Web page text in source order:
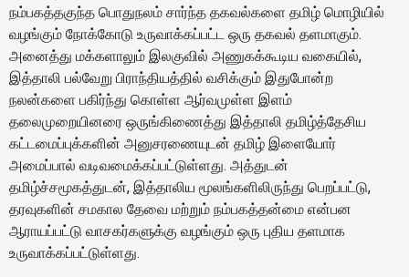
நம்பகத்தகுந்த பொதுநலம் சார்ந்த தகவல்களை தமிழ் மொழியில்
வழங்கும் நோக்கோடு உருவாக்கப்பட்ட ஒரு தகவல் தளமாகும்.
அனைத்து மக்களாலும் இலகுவில் அணுகக்கூடிய வகையில்,
இத்தாலி பல்வேறு பிராந்தியத்தில் வசிக்கும் இதுபோன்ற
நலன்களை பகிர்ந்து கொள்ள ஆர்வமுள்ள இளம்
தலைமுறையினரை ஒருங்கிணைத்து இத்தாலி தமிழ்த்தேசிய
கட்டமைப்புக்களின் அனுசரணையுடன் தமிழ் இளையோர்
அமைப்பால் வடிவமைக்கப்பட்டுள்ளது. அத்துடன்
தமிழ்ச்சமூகத்துடன், இத்தாலிய மூலங்களிலிருந்து பெறப்பட்டு,
தரவுகளின் சமகால தேவை மற்றும் நம்பகத்தன்மை என்பன
ஆராயப்பட்டு வாசகர்களுக்கு வழங்கும் ஒரு புதிய தளமாக
உருவாக்கப்பட்டுள்ளது.